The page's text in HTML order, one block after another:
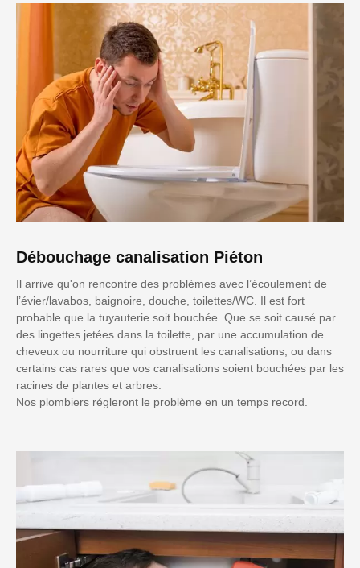
Débouchage canalisation Piéton
Il arrive qu'on rencontre des problèmes avec l’écoulement de
l’évier/lavabos, baignoire, douche, toilettes/WC. Il est fort
probable que la tuyauterie soit bouchée. Que se soit causé par
des lingettes jetées dans la toilette, par une accumulation de
cheveux ou nourriture qui obstruent les canalisations, ou dans
certains cas rares que vos canalisations soient bouchées par les
racines de plantes et arbres.
Nos plombiers régleront le problème en un temps record.